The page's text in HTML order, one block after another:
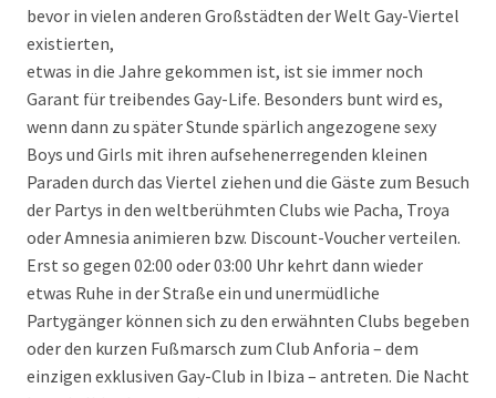
bevor in vielen anderen Großstädten der Welt Gay-Viertel
existierten,
etwas in die Jahre gekommen ist, ist sie immer noch
Garant für treibendes Gay-Life. Besonders bunt wird es,
wenn dann zu später Stunde spärlich angezogene sexy
Boys und Girls mit ihren aufsehenerregenden kleinen
Paraden durch das Viertel ziehen und die Gäste zum Besuch
der Partys in den weltberühmten Clubs wie Pacha, Troya
oder Amnesia animieren bzw. Discount-Voucher verteilen.
Erst so gegen 02:00 oder 03:00 Uhr kehrt dann wieder
etwas Ruhe in der Straße ein und unermüdliche
Partygänger können sich zu den erwähnten Clubs begeben
oder den kurzen Fußmarsch zum Club Anforia – dem
einzigen exklusiven Gay-Club in Ibiza – antreten. Die Nacht